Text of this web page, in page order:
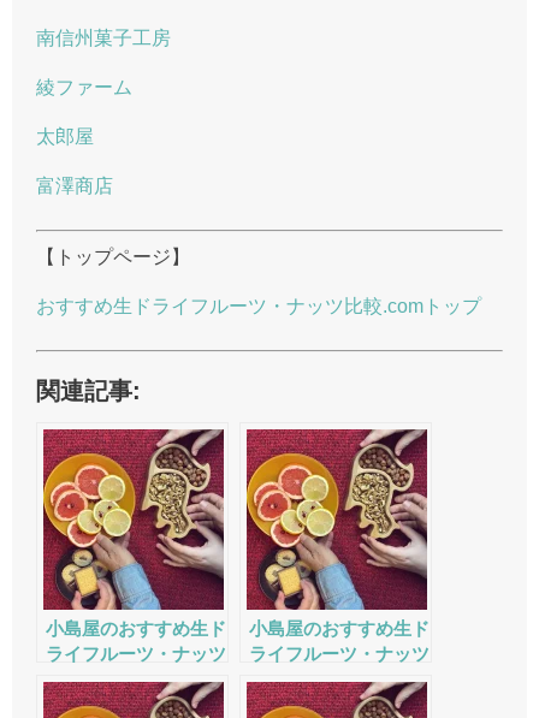
南信州菓子工房
綾ファーム
太郎屋
富澤商店
【トップページ】
おすすめ生ドライフルーツ・ナッツ比較.comトップ
関連記事:
小島屋のおすすめ生ド
ライフルーツ・ナッツ
の評判・口コミ・サー
ビスをチェック
小島屋のおすすめ生ド
ライフルーツ・ナッツ
の評判・口コミ・サー
ビスをチェック